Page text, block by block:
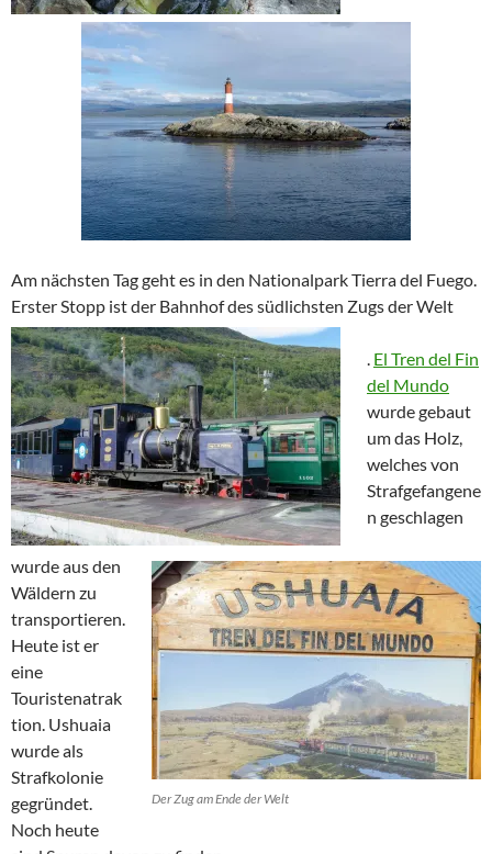
Am nächsten Tag geht es in den Nationalpark Tierra del Fuego.
Erster Stopp ist der Bahnhof des südlichsten Zugs der Welt
Der Zug am Ende der Welt
El Tren del Fin
del Mundo
wurde gebaut
um das Holz,
welches von
Strafgefangene
n geschlagen
wurde aus den
Wäldern zu
transportieren.
Heute ist er
eine
Touristenatrak
tion. Ushuaia
wurde als
Strafkolonie
gegründet.
Noch heute